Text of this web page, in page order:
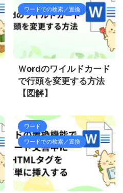
ワードでの検索／置換
2025/5/23
Ｗordのワイルドカード
で行頭を変更する方法
【図解】
ワード
ワードでの検索／置換
2025/5/23